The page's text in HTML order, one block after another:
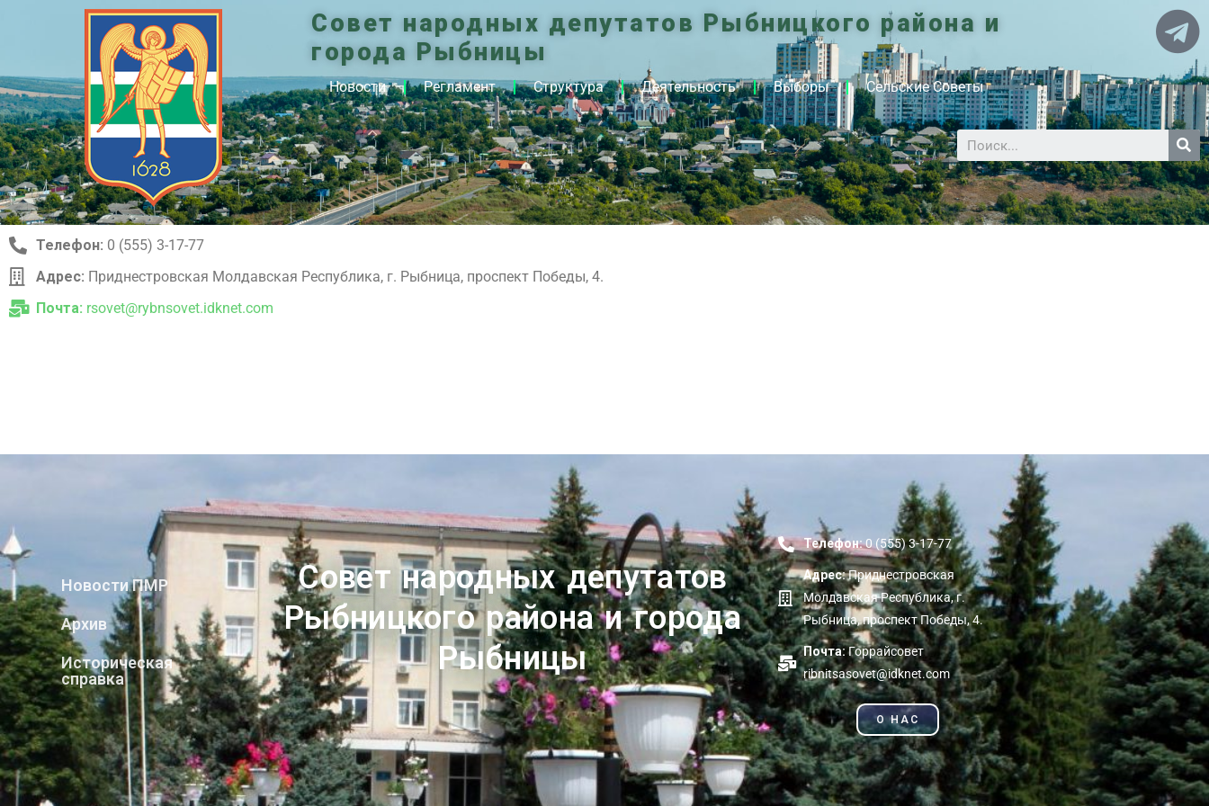
Совет народных депутатов Рыбницкого района и
города Рыбницы
Новости Регламент Структура Деятельность Выборы Сельские Советы
Телефон: 0 (555) 3-17-77
Адрес: Приднестровская Молдавская Республика, г. Рыбница, проспект Победы, 4.
Почта: rsovet@rybnsovet.idknet.com
Новости ПМР
Архив
Историческая
справка
Совет народных депутатов
Рыбницкого района и города
Рыбницы
Телефон:0 (555) 3-17-77
Адрес:Приднестровская
Молдавская Республика, г.
Рыбница, проспект Победы, 4.
Почта:Горрайсовет
ribnitsasovet@idknet.com
О НАС